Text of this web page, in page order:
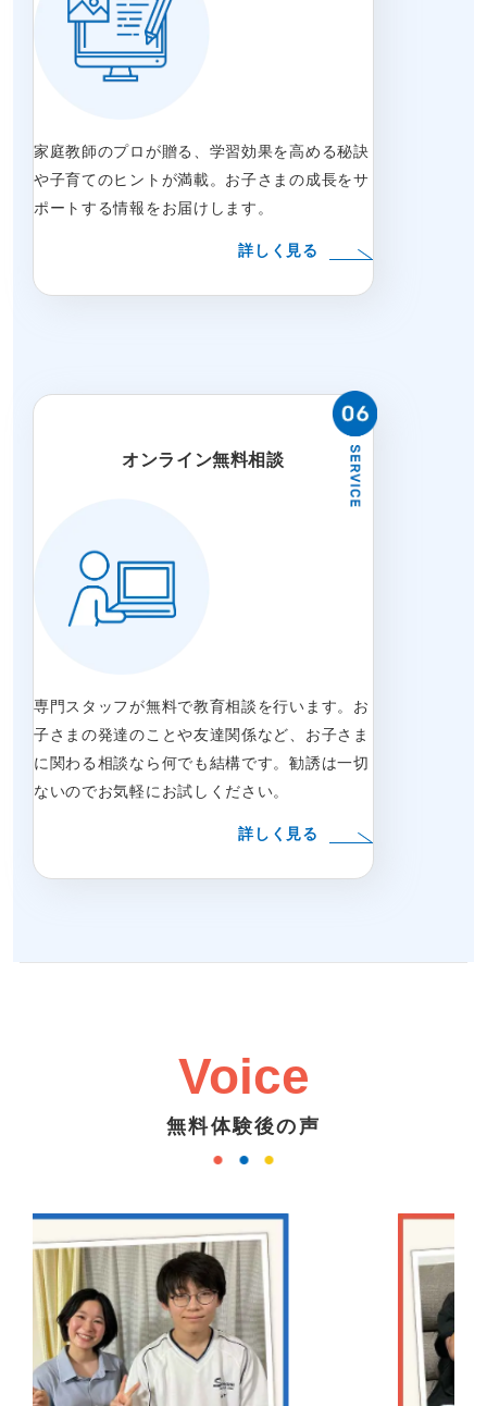
家庭教師のプロが贈る、学習効果を高める秘訣
や子育てのヒントが満載。お子さまの成長をサ
ポートする情報をお届けします。
詳しく見る
オンライン無料相談
専門スタッフが無料で教育相談を行います。お
子さまの発達のことや友達関係など、お子さま
に関わる相談なら何でも結構です。勧誘は一切
ないのでお気軽にお試しください。
詳しく見る
Voice
無料体験後の声